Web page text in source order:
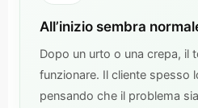
All’inizio sembra
Dopo un urto o una crepa, il
funzionare. Il cliente spesso
pensando che il problema